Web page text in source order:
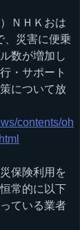
ＮＨＫおは
、災害に便乗
数が増加し
・サポート
について放
contents/oh
保険利用を
常的に以下
ている業者